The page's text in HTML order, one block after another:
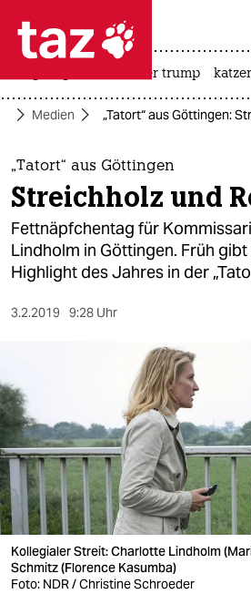
 taz zahl ich
taz zahl ich
themen
politik
öko
gesellschaft
berlin
nord
wahrheit
verlag
verlag
usa unter trump
Medien „Tatort“ aus Göttingen:
„Tatort“ aus Göttingen
Streichholz und
Fettnäpfchentag für
Lindholm in Göttingen. Früh
Highlight des Jahres in der
3.2.2019 9:28 Uhr
Kollegialer Streit: Charlotte Lindholm
Schmitz (Florence Ka­sumba)
Foto: NDR / Christine Schroeder